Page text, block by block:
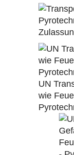
UN
wie